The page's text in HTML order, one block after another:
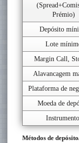
Prémio)
Depósito
Lote
Margin Call,
Alavancagem
Plataforma de
Moeda de
Métodos de